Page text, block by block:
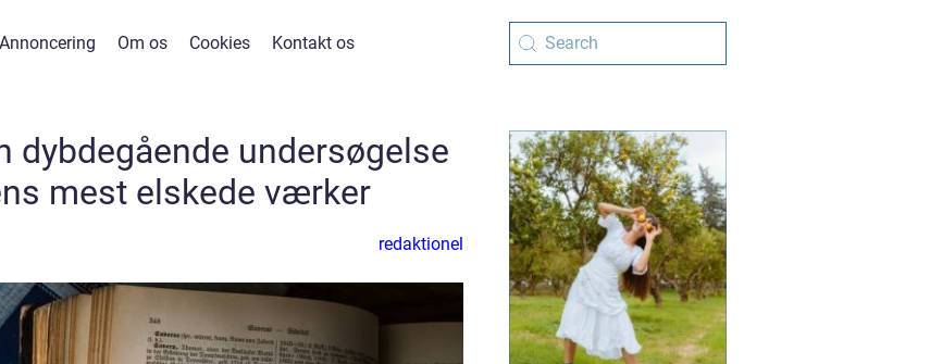
Annoncering Om os Cookies Kontakt os
dybdegående undersøgelse
mest elskede værker
redaktionel